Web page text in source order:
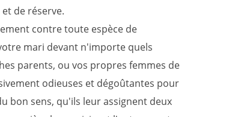
de réserve.
contre toute espèce de
mari devant n'importe quels
parents, ou vos propres femmes de
odieuses et dégoûtantes pour
bon sens, qu'ils leur assignent deux